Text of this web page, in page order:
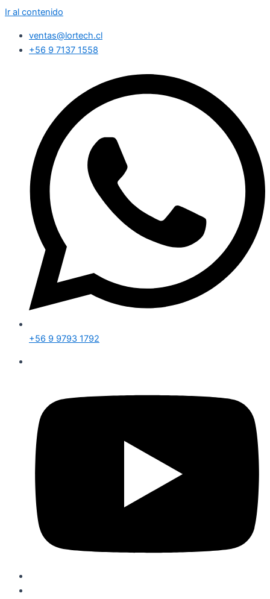
Ir al contenido
ventas@lortech.cl
+56 9 7137 1558
+56 9 9793 1792